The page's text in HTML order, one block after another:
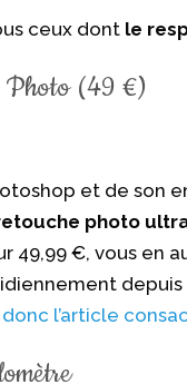
ceux dont le
(49 €)
et de son
photo
49,99 €, vous en
l’article